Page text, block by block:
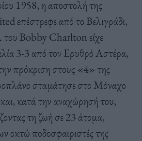
1958, η αποστολή της
επέστρεφε από το Βελιγράδι,
του Bobby Charlton είχε
3-3 από τον Ερυθρό Αστέρα,
πρόκριση στους «4» της
σταμάτησε στο Μόναχο
κατά την αναχώρησή του,
τη ζωή σε 23 άτομα,
οκτώ ποδοσφαιριστές της